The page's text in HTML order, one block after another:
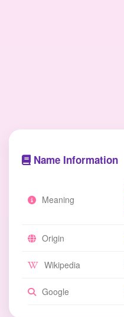
Name Information
Meaning
Origin
Wikipedia
Google